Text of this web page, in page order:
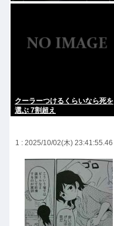
両親にメール転送→両親が警察
クーラーつけるくらいなら死を
選ぶ 7割超え
1 : 2025/10/02(木) 23:41:55.46